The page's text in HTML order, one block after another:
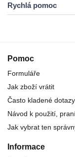
Rychlá pomoc
Pomoc
Formuláře
Jak zboží vrátit
Často kladené
Návod k použití,
Jak vybrat ten
Informace